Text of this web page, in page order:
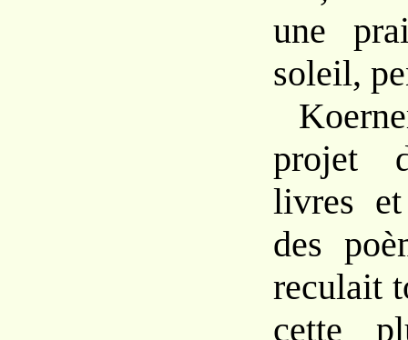
une
soleil,
projet
livres
des
reculait
cette